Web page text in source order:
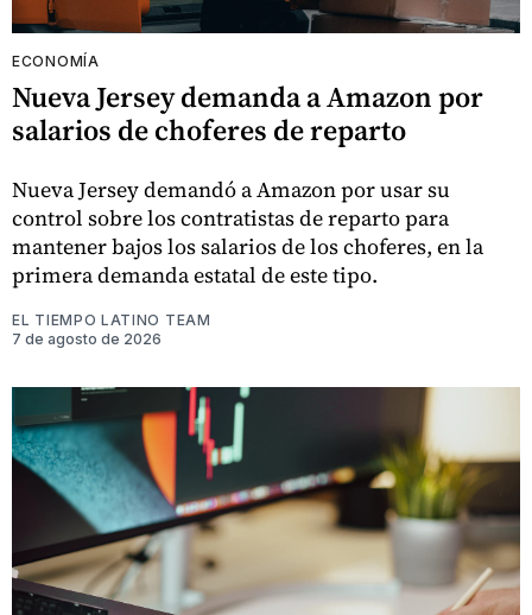
ECONOMÍA
Nueva Jersey demanda a Amazon por
salarios de choferes de reparto
Nueva Jersey demandó a Amazon por usar su
control sobre los contratistas de reparto para
mantener bajos los salarios de los choferes, en la
primera demanda estatal de este tipo.
EL TIEMPO LATINO TEAM
7 de agosto de 2026